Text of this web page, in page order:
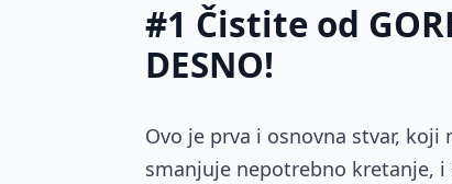
#1 Čistite od
DESNO!
Ovo je prva i osnovna stvar,
smanjuje nepotrebno kretanje,